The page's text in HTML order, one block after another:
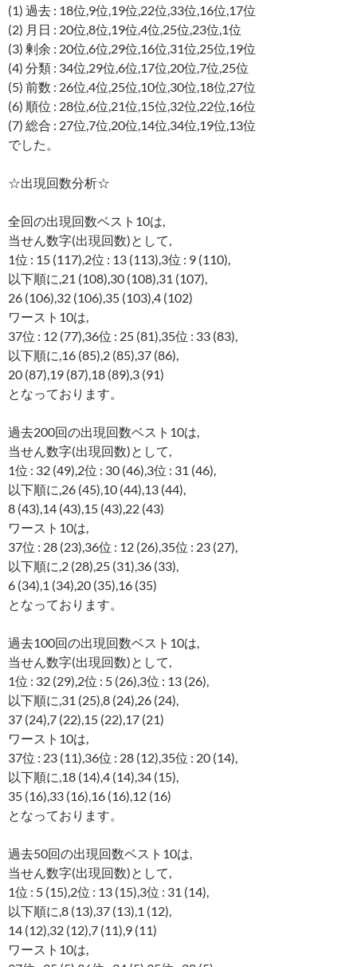
(1) 過去 : 18位,9位,19位,22位,33位,16位,17位
(2) 月日 : 20位,8位,19位,4位,25位,23位,1位
(3) 剰余 : 20位,6位,29位,16位,31位,25位,19位
(4) 分類 : 34位,29位,6位,17位,20位,7位,25位
(5) 前数 : 26位,4位,25位,10位,30位,18位,27位
(6) 順位 : 28位,6位,21位,15位,32位,22位,16位
(7) 総合 : 27位,7位,20位,14位,34位,19位,13位
でした。
☆出現回数分析☆
全回の出現回数ベスト10は,
当せん数字(出現回数)として,
1位 : 15 (117),2位 : 13 (113),3位 : 9 (110),
以下順に,21 (108),30 (108),31 (107),
26 (106),32 (106),35 (103),4 (102)
ワースト10は,
37位 : 12 (77),36位 : 25 (81),35位 : 33 (83),
以下順に,16 (85),2 (85),37 (86),
20 (87),19 (87),18 (89),3 (91)
となっております。
過去200回の出現回数ベスト10は,
当せん数字(出現回数)として,
1位 : 32 (49),2位 : 30 (46),3位 : 31 (46),
以下順に,26 (45),10 (44),13 (44),
8 (43),14 (43),15 (43),22 (43)
ワースト10は,
37位 : 28 (23),36位 : 12 (26),35位 : 23 (27),
以下順に,2 (28),25 (31),36 (33),
6 (34),1 (34),20 (35),16 (35)
となっております。
過去100回の出現回数ベスト10は,
当せん数字(出現回数)として,
1位 : 32 (29),2位 : 5 (26),3位 : 13 (26),
以下順に,31 (25),8 (24),26 (24),
37 (24),7 (22),15 (22),17 (21)
ワースト10は,
37位 : 23 (11),36位 : 28 (12),35位 : 20 (14),
以下順に,18 (14),4 (14),34 (15),
35 (16),33 (16),16 (16),12 (16)
となっております。
過去50回の出現回数ベスト10は,
当せん数字(出現回数)として,
1位 : 5 (15),2位 : 13 (15),3位 : 31 (14),
以下順に,8 (13),37 (13),1 (12),
14 (12),32 (12),7 (11),9 (11)
ワースト10は,